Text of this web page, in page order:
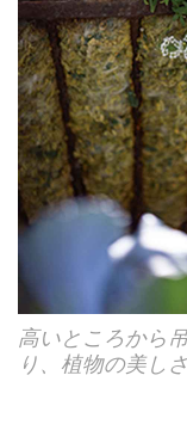
高いところから
り、植物の美し